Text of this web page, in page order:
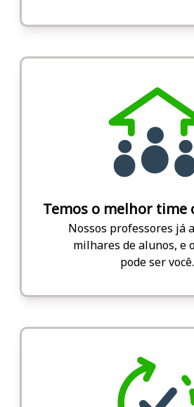
Temos o melhor time
Nossos professores já
milhares de alunos, e
pode ser você.